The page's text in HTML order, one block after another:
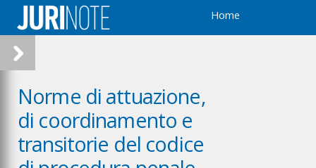
Home
Norme di attuazione,
di coordinamento e
transitorie del codice
dei beni
in quanto
per la
del reato
esercizio abusivo
professione
delle
metalliche e
biglietti di banca